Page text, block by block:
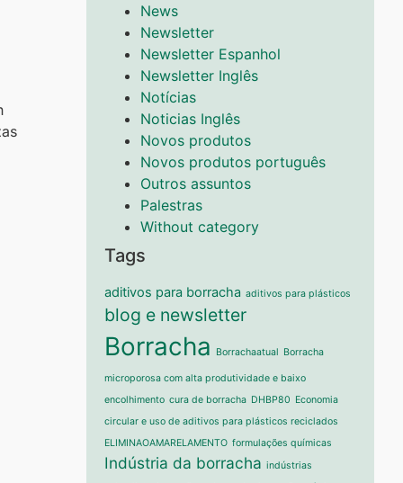
News
Newsletter
Newsletter Espanhol
Newsletter Inglês
Notícias
Noticias Inglês
Novos produtos
Novos produtos português
Outros assuntos
Palestras
Without category
Tags
aditivos para borracha aditivos para plásticos
blog e newsletter
Borracha Borrachaatual Borracha
microporosa com alta produtividade e baixo
encolhimento cura de borracha DHBP80 Economia
circular e uso de aditivos para plásticos reciclados
ELIMINAOAMARELAMENTO formulações químicas
Indústria da borracha indústrias